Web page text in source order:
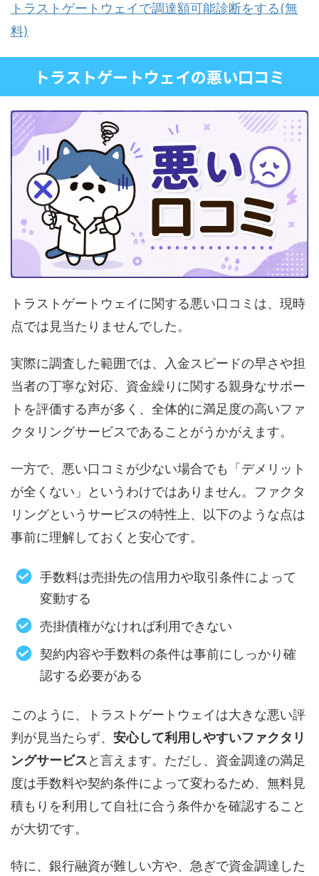
トラストゲートウェイで調達額可能診断をする(無
料)
トラストゲートウェイの悪い口コミ
トラストゲートウェイに関する悪い口コミは、現時
点では見当たりませんでした。
実際に調査した範囲では、入金スピードの早さや担
当者の丁寧な対応、資金繰りに関する親身なサポー
トを評価する声が多く、全体的に満足度の高いファ
クタリングサービスであることがうかがえます。
一方で、悪い口コミが少ない場合でも「デメリット
が全くない」というわけではありません。ファクタ
リングというサービスの特性上、以下のような点は
事前に理解しておくと安心です。
手数料は売掛先の信用力や取引条件によって
変動する
売掛債権がなければ利用できない
契約内容や手数料の条件は事前にしっかり確
認する必要がある
このように、トラストゲートウェイは大きな悪い評
判が見当たらず、 安心して利用しやすいファクタリ
ングサービスと言えます。ただし、資金調達の満足
度は手数料や契約条件によって変わるため、無料見
積もりを利用して自社に合う条件かを確認すること
が大切です。
特に、銀行融資が難しい方や、急ぎで資金調達した